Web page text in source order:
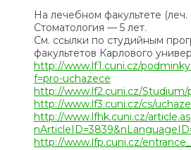
На лечебном факультете
Стоматология — 5 лет.
См. ссылки по студийным
факультетов Карлового
http://www.lf1.cuni.cz/
f=pro-uchazece
http://www.lf2.cuni.cz/
http://www.lf3.cuni.cz/cs/
http://www.lfhk.cuni.cz/
http://www.lfp.cuni.cz/